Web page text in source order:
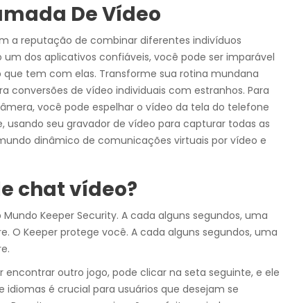
De Vídeo
a reputação de combinar diferentes indivíduos
dos aplicativos confiáveis, você pode ser imparável
tem com elas. Transforme sua rotina mundana
conversões de vídeo individuais com estranhos. Para
você pode espelhar o vídeo da tela do telefone
usando seu gravador de vídeo para capturar todas as
dinâmico de comunicações virtuais por vídeo e
chat vídeo?
Keeper Security. A cada alguns segundos, uma
O Keeper protege você. A cada alguns segundos, uma
outro jogo, pode clicar na seta seguinte, e ele
é crucial para usuários que desejam se
uszczelnienianie, regulacja.